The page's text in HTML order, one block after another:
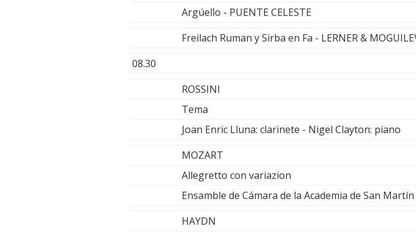
Argúello - PUENTE CELESTE
Freilach Ruman y Sirba en Fa - LERNER &
08.30
ROSSINI
Tema
Joan Enric Lluna: clarinete - Nigel Clayton: piano
MOZART
Allegretto con variazion
Ensamble de Cámara de la Academia de San
HAYDN